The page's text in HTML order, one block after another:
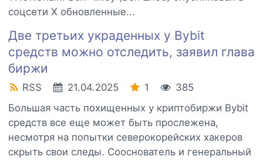
соцсети Х обновленные...
Две третьих украденных у Bybit
средств можно отследить, заявил глава
биржи
RSS 21.04.2025 1
385
Большая часть похищенных у криптобиржи Bybit
средств все еще может быть прослежена,
несмотря на попытки северокорейских хакеров
скрыть свои следы. Сооснователь и генеральный